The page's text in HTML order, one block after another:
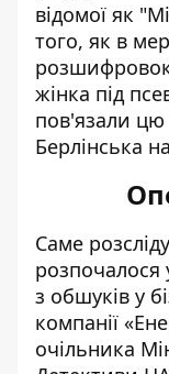
відомої як
того, як в
розшифровок
жінка під
пов'язали цю
Берлінська
Саме
розпочалося
з обшуків у
компанії
очільника